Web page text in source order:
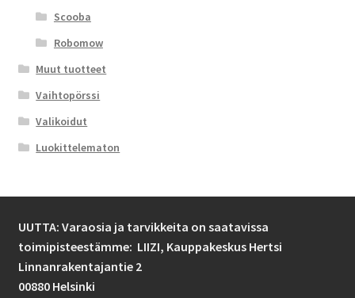
Scooba
Robomow
Muut tuotteet
Vaihtopörssi
Valikoidut
Luokittelematon
UUTTA: Varaosia ja tarvikkeita on saatavissa
toimipisteestämme: LIIZI, Kauppakeskus Hertsi
Linnanrakentajantie 2
00880 Helsinki